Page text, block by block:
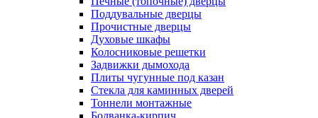
Поддувальные дверцы
Прочистные дверцы
Духовые шкафы
Колосниковые решетки
Задвижки дымохода
Плиты чугунные под казан
Стекла для каминных дверей
Тоннели монтажные
Болванка-кирпич